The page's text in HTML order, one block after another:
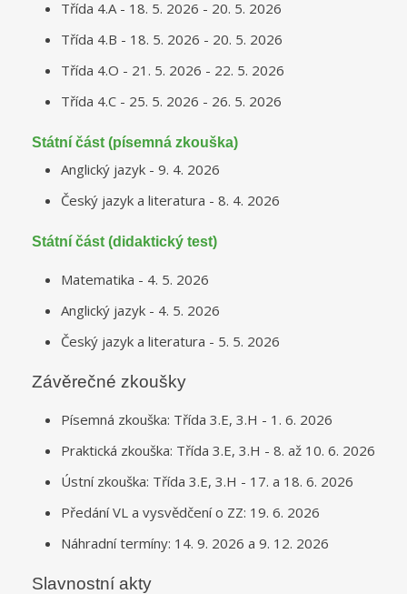
Třída 4.A - 18. 5. 2026 - 20. 5. 2026
Třída 4.B - 18. 5. 2026 - 20. 5. 2026
Třída 4.O - 21. 5. 2026 - 22. 5. 2026
Třída 4.C - 25. 5. 2026 - 26. 5. 2026
Státní část (písemná zkouška)
Anglický jazyk - 9. 4. 2026
Český jazyk a literatura - 8. 4. 2026
Státní část (didaktický test)
Matematika - 4. 5. 2026
Anglický jazyk - 4. 5. 2026
Český jazyk a literatura - 5. 5. 2026
Závěrečné zkoušky
Písemná zkouška: Třída 3.E, 3.H - 1. 6. 2026
Praktická zkouška: Třída 3.E, 3.H - 8. až 10. 6. 2026
Ústní zkouška: Třída 3.E, 3.H - 17. a 18. 6. 2026
Předání VL a vysvědčení o ZZ: 19. 6. 2026
Náhradní termíny: 14. 9. 2026 a 9. 12. 2026
Slavnostní akty